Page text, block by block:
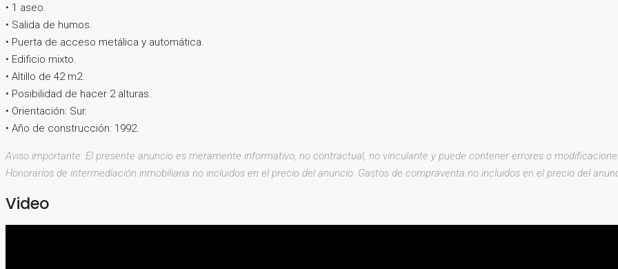
• 1 aseo.
• Salida de humos.
• Puerta de acceso metálica y automática.
• Edificio mixto.
• Altillo de 42 m2.
• Posibilidad de hacer 2 alturas.
• Orientación: Sur.
• Año de construcción: 1992.
Aviso importante: El presente anuncio es meramente informativo, no contractual, no vinculante y puede contener errores o
Honorarios de intermediación inmobiliaria no incluidos en el precio del anuncio. Gastos de compraventa no incluidos en el precio del
Video